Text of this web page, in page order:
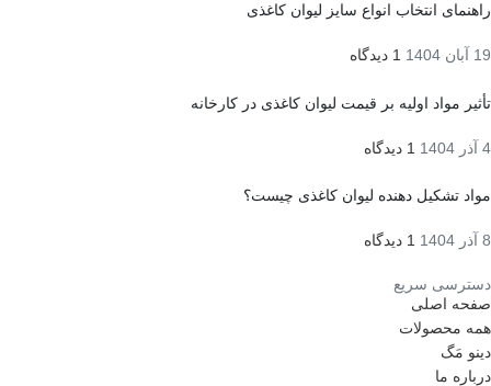
راهنمای انتخاب انواع سایز لیوان کاغذی
19 آبان 1404 1 دیدگاه
تأثیر مواد اولیه بر قیمت لیوان کاغذی در کارخانه
4 آذر 1404 1 دیدگاه
مواد تشکیل دهنده لیوان کاغذی چیست؟
8 آذر 1404 1 دیدگاه
دسترسی سریع
صفحه اصلی
همه محصولات
دینو مَگ
درباره ما